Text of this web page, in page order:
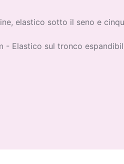
elastico sotto il seno e
- Elastico sul tronco